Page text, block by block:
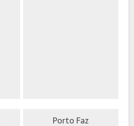
Porto Faz